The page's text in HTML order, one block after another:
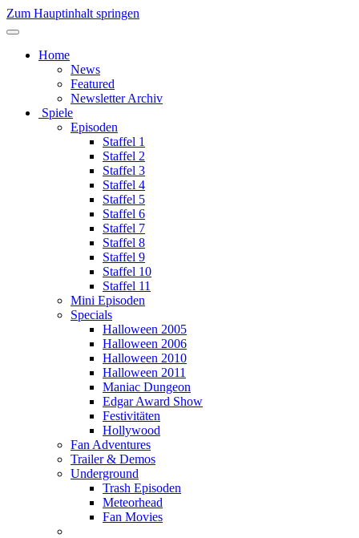
Zum Hauptinhalt springen
Home
News
Featured
Newsletter Archiv
Spiele
Episoden
Staffel 1
Staffel 2
Staffel 3
Staffel 4
Staffel 5
Staffel 6
Staffel 7
Staffel 8
Staffel 9
Staffel 10
Staffel 11
Mini Episoden
Specials
Halloween 2005
Halloween 2006
Halloween 2010
Halloween 2011
Maniac Dungeon
Edgar Award Show
Festivitäten
Hollywood
Fan Adventures
Trailer & Demos
Underground
Trash Episoden
Meteorhead
Fan Movies